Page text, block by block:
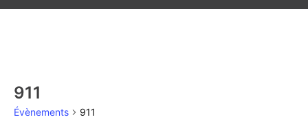
911
Évènements 911